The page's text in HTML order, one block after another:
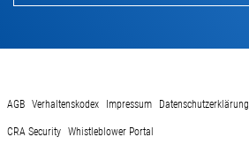
AGB Verhaltenskodex Impressum Datenschutzerklärung
CRA Security Whistleblower Portal